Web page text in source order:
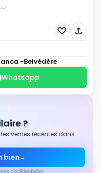
-Belvédère
Whatsapp
?
ventes récentes dans
bien →
confidentielles